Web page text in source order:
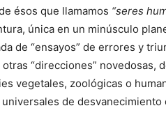
ésos que llamamos “seres
única en un minúsculo
de “ensayos” de errores y
“direcciones” novedosas,
vegetales, zoológicas o
de